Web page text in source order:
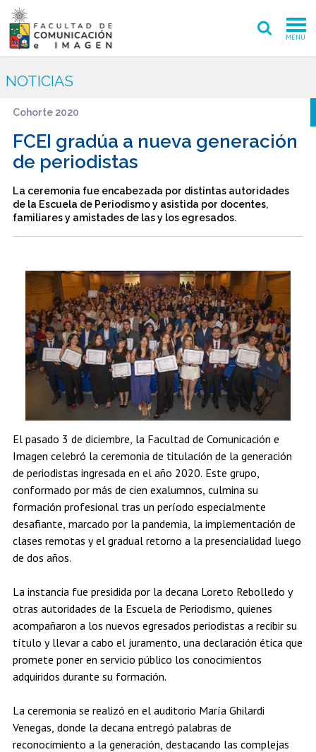
MENÚ
POSTGRADO
INVESTIGACIÓN CREACIÓN
EXTENSIÓN
PERIODISMO CINE Y TV
Estudiantes Académicos Egresados
NOTICIAS
Cohorte 2020
FCEI gradúa a nueva generación
de periodistas
La ceremonia fue encabezada por distintas autoridades
de la Escuela de Periodismo y asistida por docentes,
familiares y amistades de las y los egresados.
El pasado 3 de diciembre, la Facultad de Comunicación e
Imagen celebró la ceremonia de titulación de la generación
de periodistas ingresada en el año 2020. Este grupo,
conformado por más de cien exalumnos, culmina su
formación profesional tras un período especialmente
desafiante, marcado por la pandemia, la implementación de
clases remotas y el gradual retorno a la presencialidad luego
de dos años.
La instancia fue presidida por la decana Loreto Rebolledo y
otras autoridades de la Escuela de Periodismo, quienes
acompañaron a los nuevos egresados periodistas a recibir su
título y llevar a cabo el juramento, una declaración ética que
promete poner en servicio público los conocimientos
adquiridos durante su formación.
La ceremonia se realizó en el auditorio María Ghilardi
Venegas, donde la decana entregó palabras de
reconocimiento a la generación, destacando las complejas